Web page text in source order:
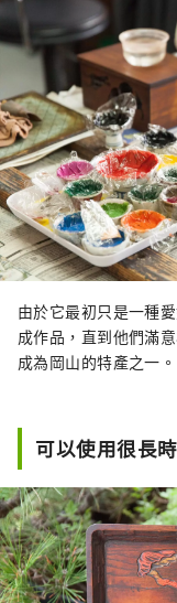
由於它最初只是一種
成作品，直到他們滿
成為岡山的特產之一。
可以使用很長